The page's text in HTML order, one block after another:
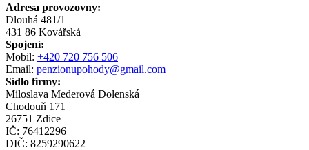
Adresa provozovny:
Dlouhá 481/1
431 86 Kovářská
Spojení:
Mobil: +420 720 756 506
Email: penzionupohody@gmail.com
Sídlo firmy:
Miloslava Mederová Dolenská
Chodouň 171
26751 Zdice
IČ: 76412296
DIČ: 8259290622